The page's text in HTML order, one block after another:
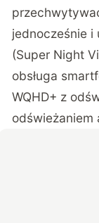
jednocześnie i
(Super Night
obsługa
WQHD+ z
odświeżaniem